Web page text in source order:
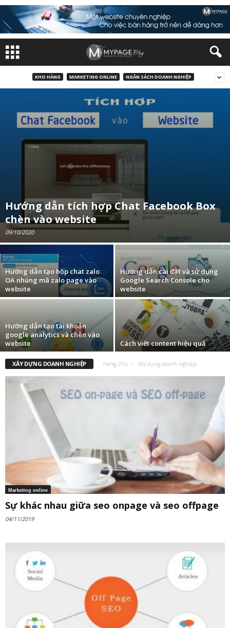
KHO HÀNG MARKETING ONLINE NGÂN SÁCH DOANH NGHIỆP
Hướng dẫn tích hợp Chat Facebook Box
chèn vào website
09/10/2020
Hướng dẫn tạo hộp chat zalo
OA nhúng mã zalo page vào
website
Hướng dẫn cài đặt và sử dụng
Google Search Console cho
website
Hướng dẫn tạo tài khoản
google analytics và chèn vào
website
Cách viết content hiệu quả
XÂY DỰNG DOANH NGHIỆP Trang Chủ Xây dựng doanh nghiệp
Marketing online
Sự khác nhau giữa seo onpage và seo offpage
04/11/2019